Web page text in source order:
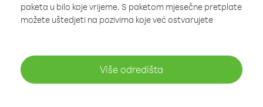
paketa u bilo koje vrijeme. S paketom mjesečne pretplate
možete uštedjeti na pozivima koje već ostvarujete
Više odredišta